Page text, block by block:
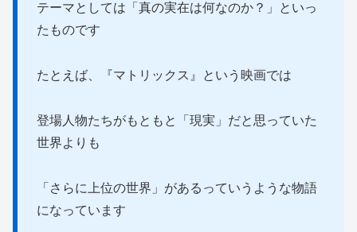
テーマとしては「真の実在は何なのか？」といっ
たものです
たとえば、『マトリックス』という映画では
登場人物たちがもともと「現実」だと思っていた
世界よりも
「さらに上位の世界」があるっていうような物語
になっています